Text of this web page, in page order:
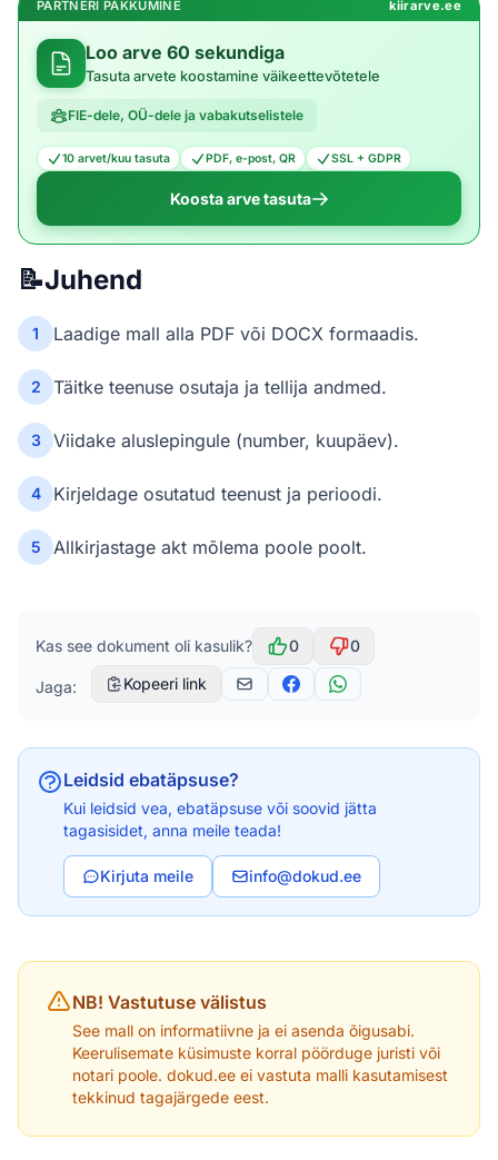
PARTNERI PAKKUMINE kiirarve.ee
Loo arve 60 sekundiga
Tasuta arvete koostamine väikeettevõtetele
FIE-dele, OÜ-dele ja vabakutselistele
10 arvet/kuu tasuta PDF, e-post, QR SSL + GDPR
Koosta arve tasuta
📝Juhend
1 Laadige mall alla PDF või DOCX formaadis.
2 Täitke teenuse osutaja ja tellija andmed.
3 Viidake aluslepingule (number, kuupäev).
4 Kirjeldage osutatud teenust ja perioodi.
5 Allkirjastage akt mõlema poole poolt.
Kas see dokument oli kasulik? 0 0
Jaga: Kopeeri link
Leidsid ebatäpsuse?
Kui leidsid vea, ebatäpsuse või soovid jätta
tagasisidet, anna meile teada!
Kirjuta meile info@dokud.ee
NB! Vastutuse välistus
See mall on informatiivne ja ei asenda õigusabi.
Keerulisemate küsimuste korral pöörduge juristi või
notari poole. dokud.ee ei vastuta malli kasutamisest
tekkinud tagajärgede eest.